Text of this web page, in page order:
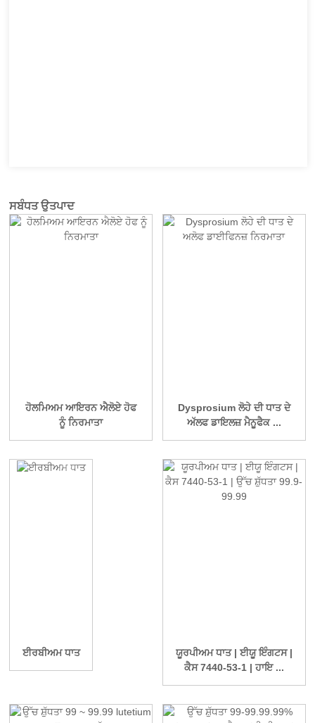
ਸਬੰਧਤ ਉਤਪਾਦ
ਹੋਲਮਿਅਮ ਆਇਰਨ ਐਲੋਏ ਹੋਫ
ਨੂੰ ਨਿਰਮਾਤਾ
Dysprosium ਲੋਹੇ ਦੀ ਧਾਤ ਦੇ
ਅੱਲਫ ਡਾਇਲਜ਼ ਮੈਨੂਫੈਕ ...
ਈਰਬੀਅਮ ਧਾਤ
ਯੂਰਪੀਅਮ ਧਾਤ | ਈਯੂ ਇੰਗਟਸ |
ਕੈਸ 7440-53-1 | ਹਾਇ ...